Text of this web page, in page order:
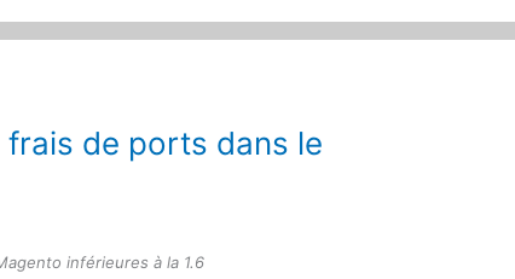
de ports dans le
inférieures à la 1.6